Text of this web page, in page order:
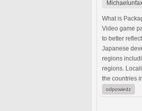
What is
Video game
to better
Japanese
regions
regions.
the countries
odpowiedz